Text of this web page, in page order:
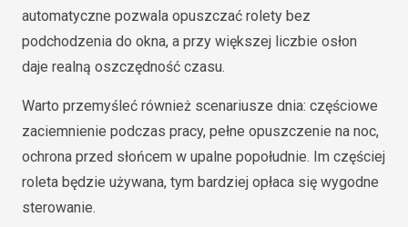
automatyczne pozwala opuszczać rolety bez
podchodzenia do okna, a przy większej liczbie osłon
daje realną oszczędność czasu.
Warto przemyśleć również scenariusze dnia: częściowe
zaciemnienie podczas pracy, pełne opuszczenie na noc,
ochrona przed słońcem w upalne popołudnie. Im częściej
roleta będzie używana, tym bardziej opłaca się wygodne
sterowanie.